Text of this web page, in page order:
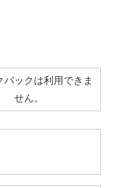
バックは利用できま
せん。